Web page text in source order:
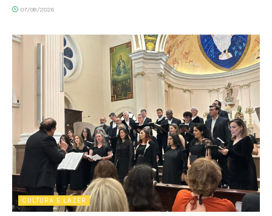
07/08/2026
CULTURA E LAZER